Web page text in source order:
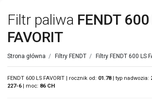
Filtr paliwa FENDT 600
FAVORIT
Strona główna / Filtry FENDT / Filtry FENDT 600 LS
FENDT 600 LS FAVORIT | rocznik od: 01.78| typ nadwozia:
227-6| moc: 86 CH